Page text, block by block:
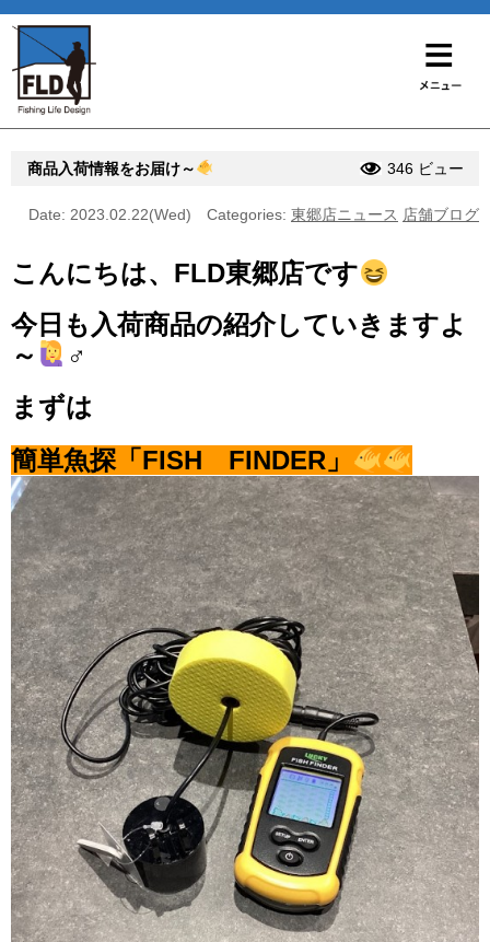
商品入荷情報をお届け～ 346 ビュー
Date: 2023.02.22(Wed) Categories: 東郷店ニュース 店舗ブログ
こんにちは、FLD東郷店です
今日も入荷商品の紹介していきますよ
～
‍♂️
まずは
簡単魚探「FISH FINDER」